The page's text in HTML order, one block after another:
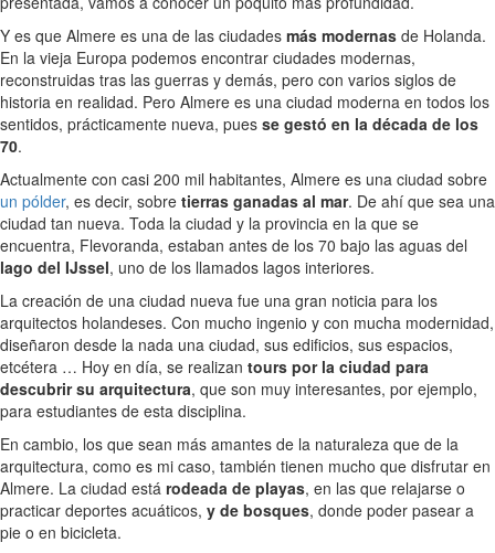
Y es que Almere es una de las ciudades más modernas de Holanda.
En la vieja Europa podemos encontrar ciudades modernas,
reconstruidas tras las guerras y demás, pero con varios siglos de
historia en realidad. Pero Almere es una ciudad moderna en todos los
sentidos, prácticamente nueva, pues se gestó en la década de los
70.
Actualmente con casi 200 mil habitantes, Almere es una ciudad sobre
un pólder, es decir, sobre tierras ganadas al mar. De ahí que sea una
ciudad tan nueva. Toda la ciudad y la provincia en la que se
encuentra, Flevoranda, estaban antes de los 70 bajo las aguas del
lago del IJssel, uno de los llamados lagos interiores.
La creación de una ciudad nueva fue una gran noticia para los
arquitectos holandeses. Con mucho ingenio y con mucha modernidad,
diseñaron desde la nada una ciudad, sus edificios, sus espacios,
etcétera … Hoy en día, se realizan tours por la ciudad para
descubrir su arquitectura, que son muy interesantes, por ejemplo,
para estudiantes de esta disciplina.
En cambio, los que sean más amantes de la naturaleza que de la
arquitectura, como es mi caso, también tienen mucho que disfrutar en
Almere. La ciudad está rodeada de playas, en las que relajarse o
practicar deportes acuáticos, y de bosques, donde poder pasear a
pie o en bicicleta.